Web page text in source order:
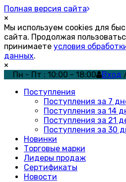
Полная версия сайта
×
Мы используем cookies для
сайта. Продолжая
принимаете условия
данных.
×
Пн - Пт : 10:00 - 18:00
Вход
Поступления
Поступления за 7
Поступления за 14
Поступления за 21
Поступления за 30
Новинки
Торговые марки
Лидеры продаж
Сертификаты
Новости